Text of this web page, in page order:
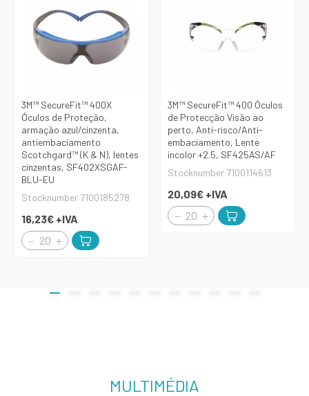
3M™ SecureFit™ 400X
Óculos de Proteção,
armação azul/cinzenta,
antiembaciamento
Scotchgard™ (K & N), lentes
cinzentas, SF402XSGAF-
BLU-EU
Stocknumber 7100185278
16,23€ +IVA
3M™ SecureFit™ 400 Óculos
de Protecção Visão ao
perto, Anti-risco/Anti-
embaciamento, Lente
incolor +2.5, SF425AS/AF
Stocknumber 7100114613
20,09€ +IVA
MULTIMÉDIA